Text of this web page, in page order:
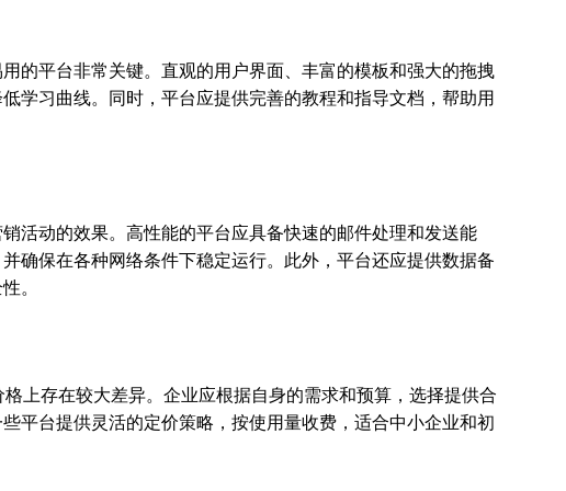
的平台非常关键。直观的用户界面、丰富的模板和强大的拖拽
学习曲线。同时，平台应提供完善的教程和指导文档，帮助用
活动的效果。高性能的平台应具备快速的邮件处理和发送能
确保在各种网络条件下稳定运行。此外，平台还应提供数据备
。
上存在较大差异。企业应根据自身的需求和预算，选择提供合
平台提供灵活的定价策略，按使用量收费，适合中小企业和初